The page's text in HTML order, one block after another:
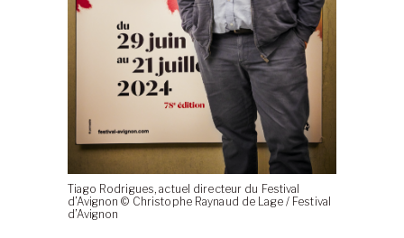
Tiago Rodrigues, actuel directeur du Festival
d’Avignon © Christophe Raynaud de Lage / Festival
d’Avignon